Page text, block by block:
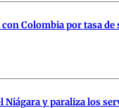
Colombia por tasa de
Niágara y paraliza los